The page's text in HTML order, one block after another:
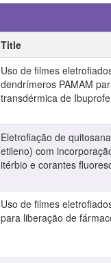
Title
Uso de filmes
dendrímeros PAMAM
transdérmica de
Eletrofiação de
etileno) com
itérbio e corantes
Uso de filmes
para liberação de